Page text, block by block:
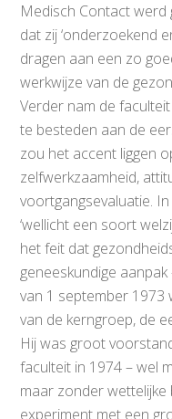
Medisch Contact werd
dat zij ‘onderzoekend
dragen aan een zo
werkwijze van de
Verder nam de
te besteden aan de
zou het accent liggen
zelfwerkzaamheid,
voortgangsevaluatie.
‘wellicht een soort
het feit dat
geneeskundige
van 1 september
van de kerngroep, de
Hij was groot
faculteit in 1974 – wel
maar zonder wettelijke
experiment met een